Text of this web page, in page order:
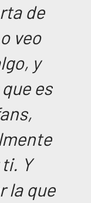
de
veo
y
es
Y
la que